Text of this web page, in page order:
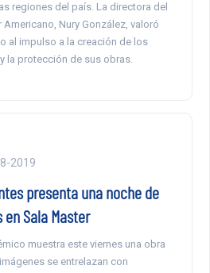
regiones del país. La directora del
Nury González, valoró
al impulso a la creación de los
la protección de sus obras.
2019
presenta una noche de
Sala Master
muestra este viernes una obra
se entrelazan con